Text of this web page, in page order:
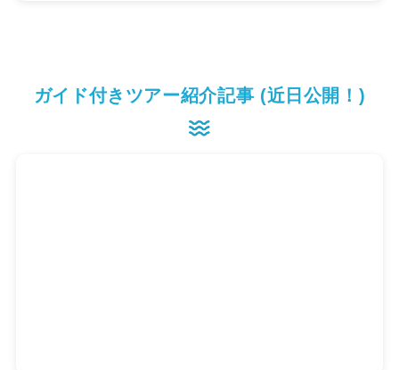
ガイド付きツアー紹介記事 (近日公開！)